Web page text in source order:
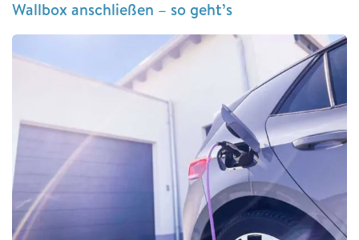
Wallbox anschließen – so geht’s